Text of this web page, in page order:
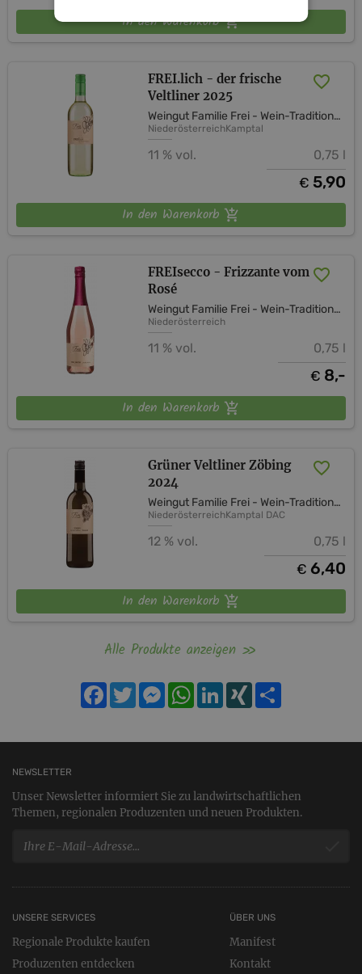
In den Warenkorb
FREI.lich - der frische
Veltliner 2025
Weingut Familie Frei - Wein-Tradition-Handwerk
NiederösterreichKamptal
11 % vol. 0,75 l
€ 5,90
In den Warenkorb
FREIsecco - Frizzante vom
Rosé
Weingut Familie Frei - Wein-Tradition-Handwerk
Niederösterreich
11 % vol. 0,75 l
€ 8,-
In den Warenkorb
Grüner Veltliner Zöbing
2024
Weingut Familie Frei - Wein-Tradition-Handwerk
NiederösterreichKamptal DAC
12 % vol. 0,75 l
€ 6,40
In den Warenkorb
Alle Produkte anzeigen
Facebook
TwitterMessengerWhatsApp
LinkedIn
XING
NEWSLETTER
Unser Newsletter informiert Sie zu landwirtschaftlichen
Themen, regionalen Produzenten und neuen Produkten.
UNSERE SERVICES
Regionale Produkte kaufen
Produzenten entdecken
ÜBER UNS
Manifest
Kontakt